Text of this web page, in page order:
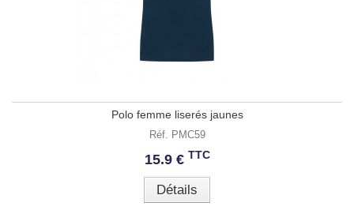
Polo femme liserés jaunes
Réf. PMC59
15.9 € TTC
Détails